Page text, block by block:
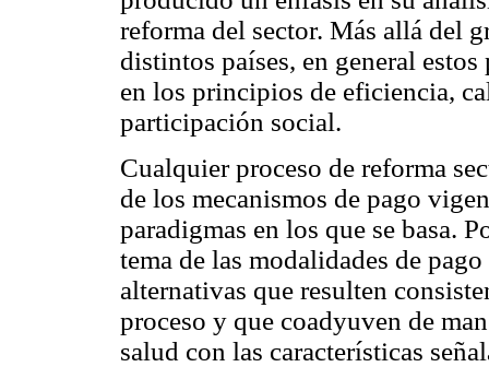
reforma del sector. Más allá del
distintos países, en general
en los principios de eficiencia,
participación social.
Cualquier proceso de reforma
de los mecanismos de pago
paradigmas en los que se basa.
tema de las modalidades de
alternativas que resulten
proceso y que coadyuven de
salud con las características